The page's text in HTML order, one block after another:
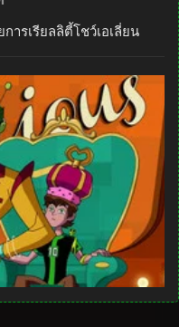
ารเรียลลิตี้โชว์เอเลี่ยน